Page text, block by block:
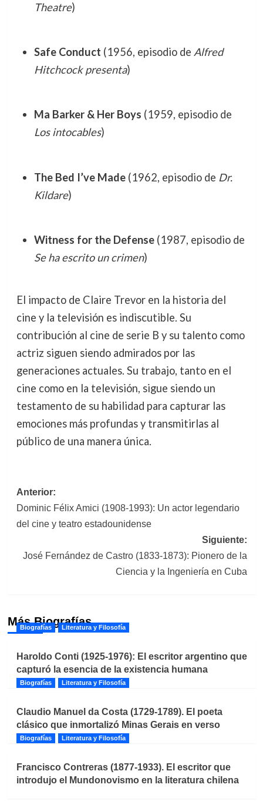
Theatre)
Safe Conduct (1956, episodio de Alfred
Hitchcock presenta)
Ma Barker & Her Boys (1959, episodio de
Los intocables)
The Bed I’ve Made(1962, episodio de Dr.
Kildare)
Witness for the Defense(1987, episodio de
Se ha escrito un crimen)
El impacto de Claire Trevor en la historia del
cine y la televisión es indiscutible. Su
contribución al cine de serie B y su talento como
actriz siguen siendo admirados por las
generaciones actuales. Su trabajo, tanto en el
cine como en la televisión, sigue siendo un
testamento de su habilidad para capturar las
emociones más profundas y transmitirlas al
público de una manera única.
Navegación
de
entradas
Anterior:
Dominic Félix Amici (1908-1993): Un actor legendario
del cine y teatro estadounidense
Siguiente:
José Fernández de Castro (1833-1873): Pionero de la
Ciencia y la Ingeniería en Cuba
Más Biografías
Biografías Literatura y Filosofía
Haroldo Conti (1925-1976): El escritor argentino que
capturó la esencia de la existencia humana
Biografías Literatura y Filosofía
Claudio Manuel da Costa (1729-1789). El poeta
clásico que inmortalizó Minas Gerais en verso
Biografías Literatura y Filosofía
Francisco Contreras (1877-1933). El escritor que
introdujo el Mundonovismo en la literatura chilena